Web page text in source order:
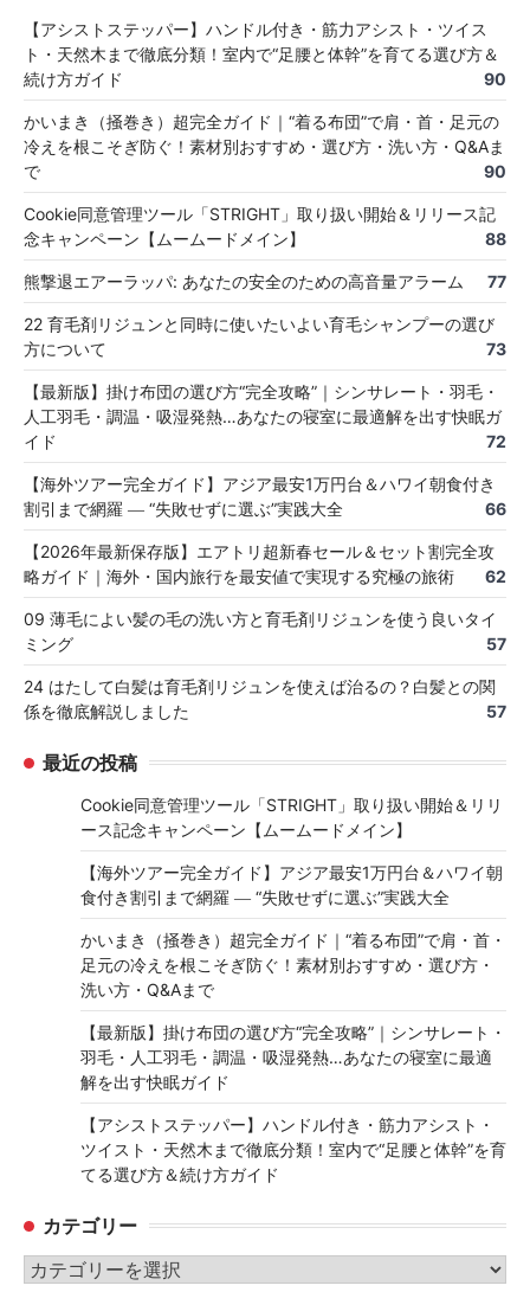
【アシストステッパー】ハンドル付き・筋力アシスト・ツイス
ト・天然木まで徹底分類！室内で“足腰と体幹”を育てる選び方＆
続け方ガイド
90
かいまき（掻巻き）超完全ガイド｜“着る布団”で肩・首・足元の
冷えを根こそぎ防ぐ！素材別おすすめ・選び方・洗い方・Q&Aま
で
90
Cookie同意管理ツール「STRIGHT」取り扱い開始＆リリース記
念キャンペーン【ムームードメイン】
88
熊撃退エアーラッパ: あなたの安全のための高音量アラーム 77
22 育毛剤リジュンと同時に使いたいよい育毛シャンプーの選び
方について
73
【最新版】掛け布団の選び方“完全攻略”｜シンサレート・羽毛・
人工羽毛・調温・吸湿発熱…あなたの寝室に最適解を出す快眠ガ
イド
72
【海外ツアー完全ガイド】アジア最安1万円台＆ハワイ朝食付き
割引まで網羅 ― “失敗せずに選ぶ”実践大全
66
【2026年最新保存版】エアトリ超新春セール＆セット割完全攻
略ガイド｜海外・国内旅行を最安値で実現する究極の旅術
62
09 薄毛によい髪の毛の洗い方と育毛剤リジュンを使う良いタイ
ミング
57
24 はたして白髪は育毛剤リジュンを使えば治るの？白髪との関
係を徹底解説しました
57
最近の投稿
Cookie同意管理ツール「STRIGHT」取り扱い開始＆リリ
ース記念キャンペーン【ムームードメイン】
【海外ツアー完全ガイド】アジア最安1万円台＆ハワイ朝
食付き割引まで網羅 ― “失敗せずに選ぶ”実践大全
かいまき（掻巻き）超完全ガイド｜“着る布団”で肩・首・
足元の冷えを根こそぎ防ぐ！素材別おすすめ・選び方・
洗い方・Q&Aまで
【最新版】掛け布団の選び方“完全攻略”｜シンサレート・
羽毛・人工羽毛・調温・吸湿発熱…あなたの寝室に最適
解を出す快眠ガイド
【アシストステッパー】ハンドル付き・筋力アシスト・
ツイスト・天然木まで徹底分類！室内で“足腰と体幹”を育
てる選び方＆続け方ガイド
カテゴリー
カ